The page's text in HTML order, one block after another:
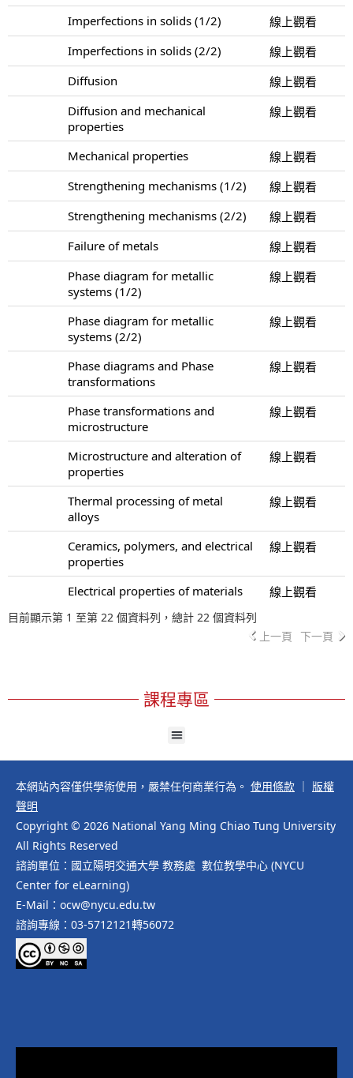
Imperfections in solids (1/2)
線上觀看
Imperfections in solids (2/2)
線上觀看
Diffusion
線上觀看
Diffusion and mechanical
properties
線上觀看
Mechanical properties
線上觀看
Strengthening mechanisms (1/2)
線上觀看
Strengthening mechanisms (2/2)
線上觀看
Failure of metals
線上觀看
Phase diagram for metallic
systems (1/2)
線上觀看
Phase diagram for metallic
systems (2/2)
線上觀看
Phase diagrams and Phase
transformations
線上觀看
Phase transformations and
microstructure
線上觀看
Microstructure and alteration of
properties
線上觀看
Thermal processing of metal
alloys
線上觀看
Ceramics, polymers, and electrical
properties
線上觀看
Electrical properties of materials 線上觀看
目前顯示第 1 至第 22 個資料列，總計 22 個資料列
上一頁 下一頁
課程專區
本網站內容僅供學術使用，嚴禁任何商業行為。 使用條款
版權
聲明
Copyright © 2026 National Yang Ming Chiao Tung University
All Rights Reserved
諮詢單位：國立陽明交通大學 教務處 數位教學中心 (NYCU
Center for eLearning)
E-Mail：ocw@nycu.edu.tw
諮詢專線：03-5712121轉56072